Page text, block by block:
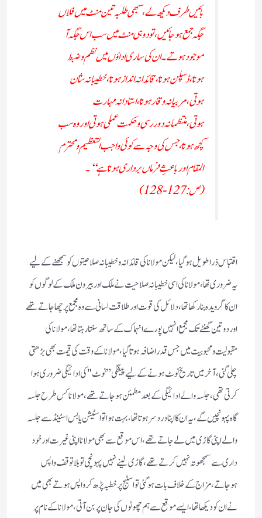
بائیں طرف دیکھ لے، سبھی طلبہ تین منٹ میں فلاں
جگہ جمع ہو جائیں، تو دو ہی منٹ میں سب اس جگہ آ
موجود ہوتے۔ ان کی ساری اداؤں میں نظم و ضبط
ہوتا، ڈسپلن ہوتا، قائدانہ انداز ہوتا، خطیبانہ شان
ہوتی، مربیانہ وقار ہوتا، استادانہ مہارت
ہوتی،منتظمانہ دوررسی وحکمت عملی ہوتی اور وہ سب
کچھ ہوتا، جس کی وجہ سے کوئی واجب التعظیم ومحترم
المقام اور باعثِ فرماں برداری ہوتا ہے‘‘۔
(ص:127-128)
اقتباس ذرا طویل ہو گیا، لیکن مولانا کی قائدانہ وخطیبانہ صلاحیتوں کو سمجھنے کے لیے
یہ ضروری تھا ، مولانا کی اسی خطیبانہ صلاحیت نے ملک اور بیرون ملک کے لوگوں کو
ان کا گرویدہ بنا رکھا تھا، دلائل کی قوت اور طلاقت لسانی سے وہ مجمع پر چھا جاتے تھے
اور دو تین گھنٹے تک مجمع انہیں پورے انہماک کے ساتھ سنتا رہتا تھا، مولانا کی
مقبولیت ومحبوبیت میں جس قدر اضافہ ہوتا گیا ، مولانا کے وقت کی قیمت بھی بڑھتی
چلی گئی،آخر میں تاریخ نوٹ ہونے کے لیے پیشگی” نوٹ "کی ادائیگی ضروری ہوا
کرتی تھی، جلسہ والے ادائیگی کے بعد مطمئن ہوجاتے تھے، مولانا کس طرح جلسہ
گاہ پہونچیں گے، یہ ان کا اپنا درد سر ہوتا تھا، بہت ہوا تو اسٹیشن یا بس اسٹینڈ سے جلسہ
والے اپنی گاڑی میں لے جاتے تھے، اس موقع سے بھی مولانا اپنی غیرت اور خود
داری سے سمجھوتہ نہیں کرتے تھے، گاڑی لینے نہیں پہونچی تو بلا توقف واپس
ہوجاتے، مزاج کے خلاف بات ہو گئی تو اسٹیج پر خطبہ پڑھ کر واپس ہوتے بھی میں
نے ان کو دیکھا تھا، ایسے موقع سے ہم چھوٹوں کی جان پر بن آتی، مولانا کے نام پر